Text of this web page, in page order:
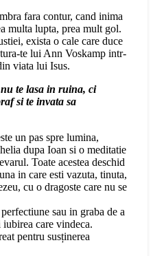
fara contur, cand inima
multa lupta, prea mult gol.
exista o cale care duce
te lui Ann Voskamp intr-
viata lui Isus.
te lasa in ruina, ci
si te invata sa
un pas spre lumina,
dupa Ioan si o meditatie
Toate acestea deschid
in care esti vazuta, tinuta,
cu o dragoste care nu se
sau in graba de a
care vindeca.
pentru susținerea